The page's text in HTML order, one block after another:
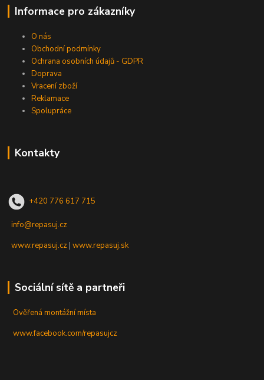
Informace pro zákazníky
O nás
Obchodní podmínky
Ochrana osobních údajů - GDPR
Doprava
Vracení zboží
Reklamace
Spolupráce
Kontakty
+420 776 617 715
info@repasuj.cz
www.repasuj.cz |www.repasuj.sk
Sociální sítě a partneři
Ověřená montážní místa
www.facebook.com/repasujcz